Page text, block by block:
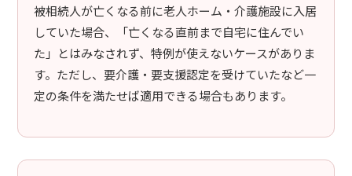
被相続人が亡くなる前に老人ホーム・介護施設に入居
していた場合、「亡くなる直前まで自宅に住んでい
た」とはみなされず、特例が使えないケースがありま
す。ただし、要介護・要支援認定を受けていたなど一
定の条件を満たせば適用できる場合もあります。